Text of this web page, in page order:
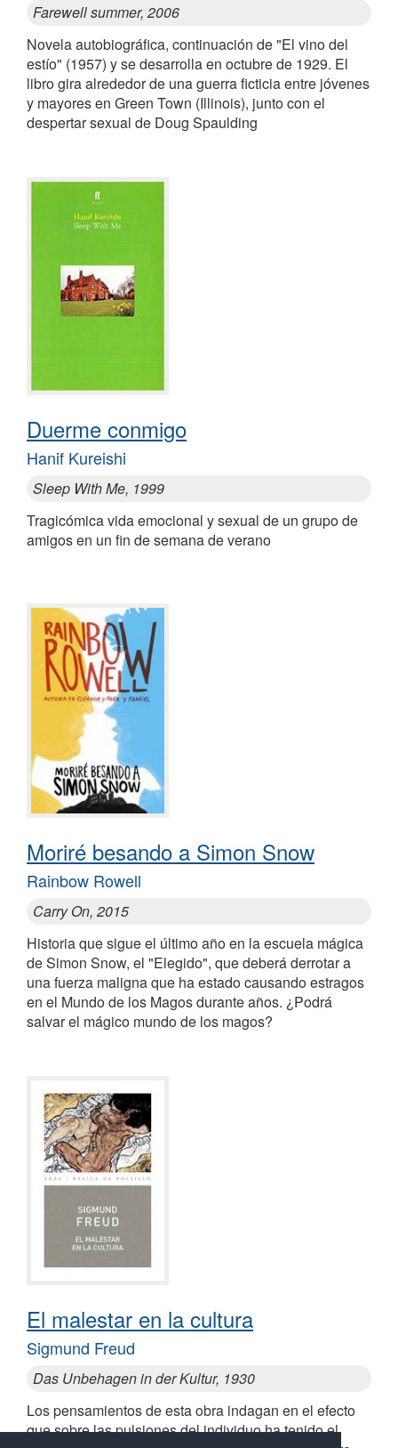
Farewell summer, 2006
Novela autobiográfica, continuación de "El vino del
estío" (1957) y se desarrolla en octubre de 1929. El
libro gira alrededor de una guerra ficticia entre jóvenes
y mayores en Green Town (Illinois), junto con el
despertar sexual de Doug Spaulding
Duerme conmigo
Hanif Kureishi
Sleep With Me, 1999
Tragicómica vida emocional y sexual de un grupo de
amigos en un fin de semana de verano
Moriré besando a Simon Snow
Rainbow Rowell
Carry On, 2015
Historia que sigue el último año en la escuela mágica
de Simon Snow, el "Elegido", que deberá derrotar a
una fuerza maligna que ha estado causando estragos
en el Mundo de los Magos durante años. ¿Podrá
salvar el mágico mundo de los magos?
El malestar en la cultura
Sigmund Freud
Das Unbehagen in der Kultur, 1930
Los pensamientos de esta obra indagan en el efecto
que sobre las pulsiones del individuo ha tenido el